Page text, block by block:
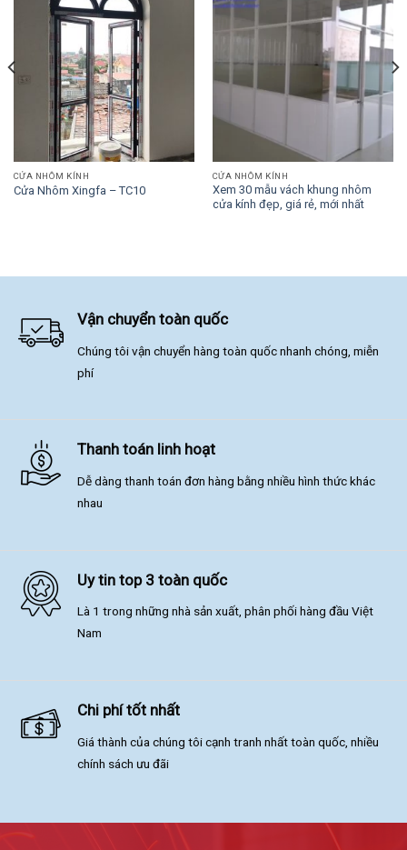
CỬA NHÔM KÍNH
Cửa Nhôm Xingfa – TC10
CỬA NHÔM KÍNH
Xem 30 mẫu vách khung nhôm
cửa kính đẹp, giá rẻ, mới nhất
Vận chuyển toàn quốc
Chúng tôi vận chuyển hàng toàn quốc nhanh chóng, miễn
phí
Thanh toán linh hoạt
Dễ dàng thanh toán đơn hàng bằng nhiều hình thức khác
nhau
Uy tin top 3 toàn quốc
Là 1 trong những nhà sản xuất, phân phối hàng đầu Việt
Nam
Chi phí tốt nhất
Giá thành của chúng tôi cạnh tranh nhất toàn quốc, nhiều
chính sách ưu đãi